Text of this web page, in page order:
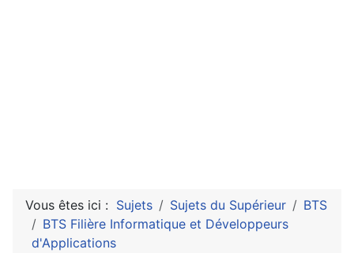
Vous êtes ici : Sujets Sujets du Supérieur
BTS
BTS Filière Informatique et Développeurs
d'Applications